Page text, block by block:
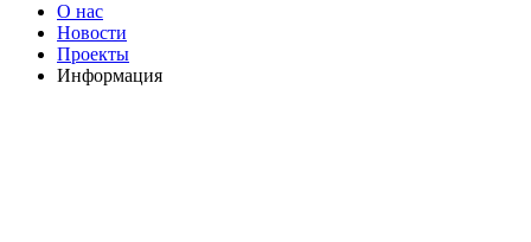
О нас
Новости
Проекты
Информация